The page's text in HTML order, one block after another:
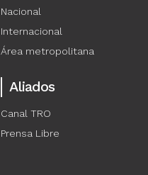
Nacional
Internacional
Área metropolitana
Aliados
Canal TRO
Prensa Libre